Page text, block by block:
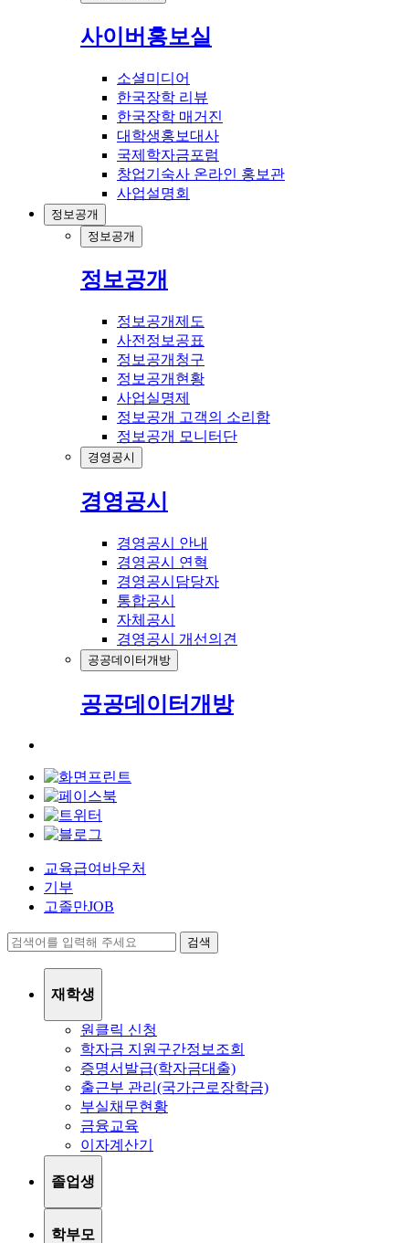
사이버홍보실
소셜미디어
한국장학 리뷰
한국장학 매거진
대학생홍보대사
국제학자금포럼
창업기숙사 온라인 홍보관
사업설명회
정보공개
정보공개
정보공개
정보공개제도
사전정보공표
정보공개청구
정보공개현황
사업실명제
정보공개 고객의 소리함
정보공개 모니터단
경영공시
경영공시
경영공시 안내
경영공시 연혁
경영공시담당자
통합공시
자체공시
경영공시 개선의견
공공데이터개방
공공데이터개방
교육급여바우처
기부
고졸만JOB
검색
재학생
원클릭 신청
학자금 지원구간정보조회
증명서발급(학자금대출)
출근부 관리(국가근로장학금)
부실채무현황
금융교육
이자계산기
졸업생
학부모